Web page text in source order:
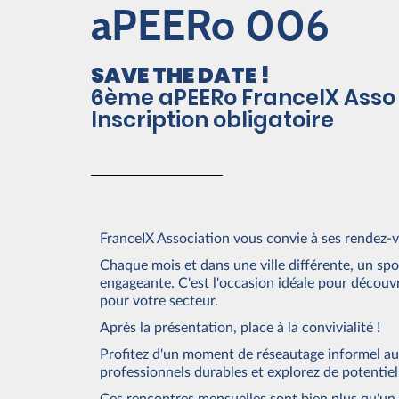
aPEERo 006
SAVE THE DATE !
6ème aPEERo FranceIX
Inscription obligatoire
FranceIX Association vous convie à ses
Chaque mois et dans une ville différente, un
engageante. C'est l'occasion idéale pour
pour votre secteur.
Après la présentation, place à la convivialité !
Profitez d'un moment de réseautage informel
professionnels durables et explorez de